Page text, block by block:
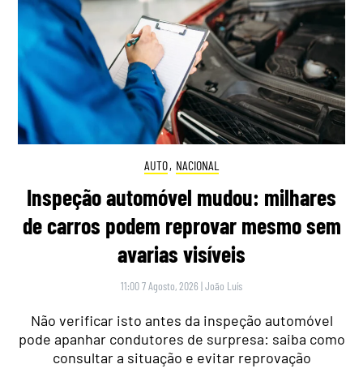
AUTO, NACIONAL
Inspeção automóvel mudou: milhares
de carros podem reprovar mesmo sem
avarias visíveis
11:00 7 Agosto, 2026 |João Luís
Não verificar isto antes da inspeção automóvel
pode apanhar condutores de surpresa: saiba como
consultar a situação e evitar reprovação